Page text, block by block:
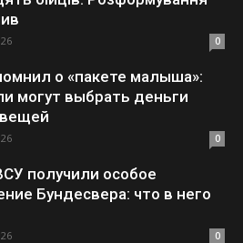
0
о «пакете малыша»:
могут выбрать деньги
0
получили особое
Бундесвера: что в него
0